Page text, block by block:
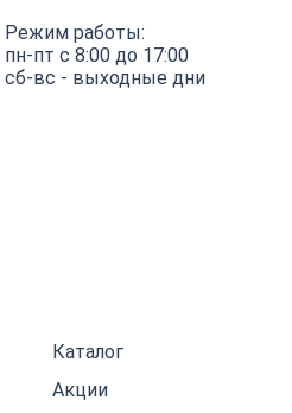
Режим работы:
пн-пт с 8:00 до 17:00
сб-вс - выходные дни
Каталог
Акции